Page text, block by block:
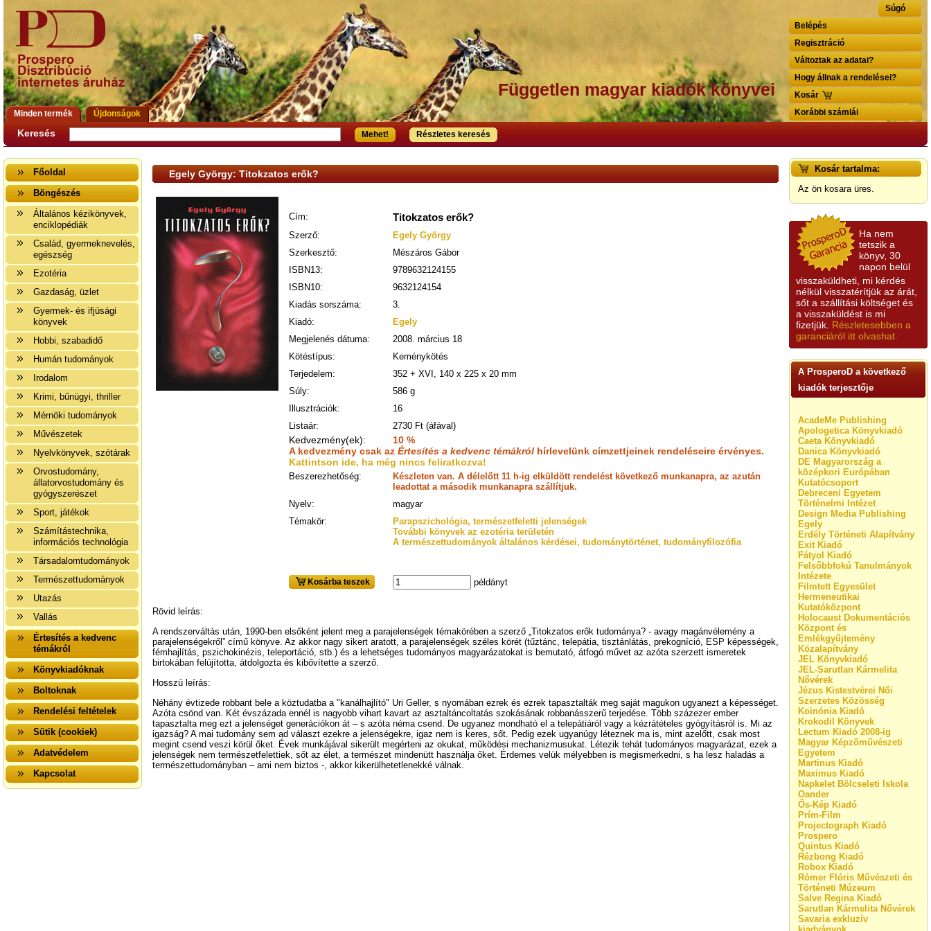
Súgó
Belépés
Regisztráció
Változtak az adatai?
Hogy állnak a rendelései?
Kosár
Korábbi számlái
Független magyar kiadók könyvei
Minden termék Újdonságok
Keresés Mehet! Részletes keresés
Főoldal
Böngészés
Általános kézikönyvek,
enciklopédiák
Család, gyermeknevelés,
egészség
Ezotéria
Gazdaság, üzlet
Gyermek- és ifjúsági
könyvek
Hobbi, szabadidő
Humán tudományok
Irodalom
Krimi, bűnügyi, thriller
Mérnöki tudományok
Művészetek
Nyelvkönyvek, szótárak
Orvostudomány,
állatorvostudomány és
gyógyszerészet
Sport, játékok
Számítástechnika,
információs technológia
Társadalomtudományok
Természettudományok
Utazás
Vallás
Értesítés a kedvenc
témákról
Könyvkiadóknak
Boltoknak
Rendelési feltételek
Sütik (cookiek)
Adatvédelem
Kapcsolat
Kosár tartalma:
Az ön kosara üres.
Ha nem
tetszik a
könyv, 30
napon belül
visszaküldheti, mi kérdés
nélkül visszatérítjük az árát,
sőt a szállítási költséget és
a visszaküldést is mi
fizetjük. Részletesebben a
garanciáról itt olvashat.
A ProsperoD a következő
kiadók terjesztője
AcadeMe Publishing
Apologetica Könyvkiadó
Caeta Könyvkiadó
Danica Könyvkiadó
DE Magyarország a
középkori Európában
Kutatócsoport
Debreceni Egyetem
Történelmi Intézet
Design Media Publishing
Egely
Erdély Történeti Alapítvány
Exit Kiadó
Fátyol Kiadó
Felsőbbfokú Tanulmányok
Intézete
Filmtett Egyesület
Hermeneutikai
Kutatóközpont
Holocaust Dokumentációs
Központ és
Emlékgyűjtemény
Közalapítvány
JEL Könyvkiadó
JEL-Sarutlan Kármelita
Nővérek
Jézus Kistestvérei Női
Szerzetes Közösség
Koinónia Kiadó
Krokodil Könyvek
Lectum Kiadó 2008-ig
Magyar Képzőművészeti
Egyetem
Martinus Kiadó
Maximus Kiadó
Napkelet Bölcseleti Iskola
Oander
Ős-Kép Kiadó
Prím-Film
Projectograph Kiadó
Prospero
Quintus Kiadó
Rézbong Kiadó
Robox Kiadó
Rómer Flóris Művészeti és
Történeti Múzeum
Salve Regina Kiadó
Sarutlan Kármelita Nővérek
Savaria exkluzív
Egely György: Titokzatos erők?
Cím: Titokzatos erők?
Szerző:
Egely György
Szerkesztő:
Mészáros Gábor
ISBN13:
9789632124155
ISBN10:
9632124154
Kiadás sorszáma:
3.
Kiadó:
Egely
Megjelenés dátuma:
2008. március 18
Kötéstípus:
Keménykötés
Terjedelem:
352 + XVI, 140 x 225 x 20 mm
Súly:
586 g
Illusztrációk:
16
Listaár:
2730 Ft (áfával)
Kedvezmény(ek):
10 %
A kedvezmény csak az Értesítés a kedvenc témákról hírlevelünk címzettjeinek rendeléseire érvényes.
Kattintson ide, ha még nincs feliratkozva!
Beszerezhetőség:
Készleten van. A délelőtt 11 h-ig elküldött rendelést következő munkanapra, az azután
leadottat a második munkanapra szállítjuk.
Nyelv:
magyar
Témakör:
Parapszichológia, természetfeletti jelenségek
További könyvek az ezotéria területén
A természettudományok általános kérdései, tudománytörténet, tudományfilozófia
Kosárba teszek példányt
Rövid leírás:
A rendszerváltás után, 1990-ben elsőként jelent meg a parajelenségek témakörében a szerző „Titokzatos erők tudománya? - avagy magánvélemény a
parajelenségekről” című könyve. Az akkor nagy sikert aratott, a parajelenségek széles körét (tűztánc, telepátia, tisztánlátás, prekogníció, ESP képességek,
fémhajlítás, pszichokinézis, teleportáció, stb.) és a lehetséges tudományos magyarázatokat is bemutató, átfogó művet az azóta szerzett ismeretek
birtokában felújította, átdolgozta és kibővítette a szerző.
Hosszú leírás:
Néhány évtizede robbant bele a köztudatba a "kanálhajlító" Uri Geller, s nyomában ezrek és ezrek tapasztalták meg saját magukon ugyanezt a képességet.
Azóta csönd van. Két évszázada ennél is nagyobb vihart kavart az asztaltáncoltatás szokásának robbanásszerű terjedése. Több százezer ember
tapasztalta meg ezt a jelenséget generációkon át – s azóta néma csend. De ugyanez mondható el a telepátiáról vagy a kézrátételes gyógyításról is. Mi az
igazság? A mai tudomány sem ad választ ezekre a jelenségekre, igaz nem is keres, sőt. Pedig ezek ugyanúgy léteznek ma is, mint azelőtt, csak most
megint csend veszi körül őket. Évek munkájával sikerült megérteni az okukat, működési mechanizmusukat. Létezik tehát tudományos magyarázat, ezek a
jelenségek nem természetfelettiek, sőt az élet, a természet mindenütt használja őket. Érdemes velük mélyebben is megismerkedni, s ha lesz haladás a
természettudományban – ami nem biztos -, akkor kikerülhetetlenekké válnak.